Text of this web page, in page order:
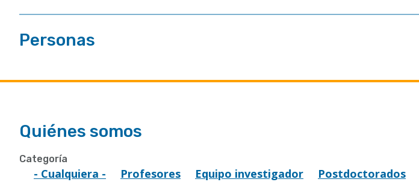
Personas
Quiénes somos
Categoría
- Cualquiera - Profesores Equipo investigador Postdoctorados